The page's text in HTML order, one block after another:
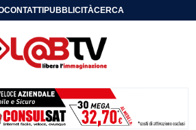
CONTATTIPUBBLICITÀCERCA